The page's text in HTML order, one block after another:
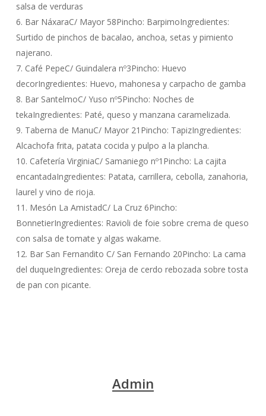
salsa de verduras
6. Bar NáxaraC/ Mayor 58Pincho: BarpimoIngredientes:
Surtido de pinchos de bacalao, anchoa, setas y pimiento
najerano.
7. Café PepeC/ Guindalera nº3Pincho: Huevo
decorIngredientes: Huevo, mahonesa y carpacho de gamba
8. Bar SantelmoC/ Yuso nº5Pincho: Noches de
tekaIngredientes: Paté, queso y manzana caramelizada.
9. Taberna de ManuC/ Mayor 21Pincho: TapizIngredientes:
Alcachofa frita, patata cocida y pulpo a la plancha.
10. Cafetería VirginiaC/ Samaniego nº1Pincho: La cajita
encantadaIngredientes: Patata, carrillera, cebolla, zanahoria,
laurel y vino de rioja.
11. Mesón La AmistadC/ La Cruz 6Pincho:
BonnetierIngredientes: Ravioli de foie sobre crema de queso
con salsa de tomate y algas wakame.
12. Bar San Fernandito C/ San Fernando 20Pincho: La cama
del duqueIngredientes: Oreja de cerdo rebozada sobre tosta
de pan con picante.
Admin